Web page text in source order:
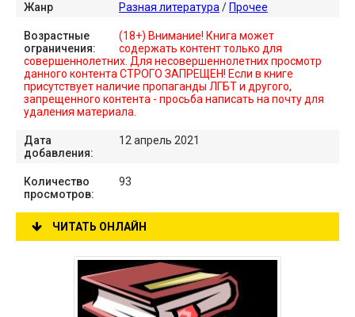
Жанр Разная литература / Прочее
Возрастные
ограничения:
(18+) Внимание! Книга может
содержать контент только для
совершеннолетних. Для несовершеннолетних просмотр
данного контента СТРОГО ЗАПРЕЩЕН! Если в книге
присутствует наличие пропаганды ЛГБТ и другого,
запрещенного контента - просьба написать на почту для
удаления материала.
Дата
добавления:
12 апрель 2021
Количество
просмотров:
93
ЧИТАТЬ ОНЛАЙН